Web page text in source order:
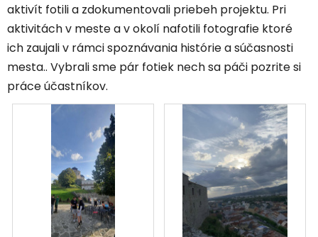
aktivít fotili a zdokumentovali priebeh projektu. Pri
aktivitách v meste a v okolí nafotili fotografie ktoré
ich zaujali v rámci spoznávania histórie a súčasnosti
mesta.. Vybrali sme pár fotiek nech sa páči pozrite si
práce účastníkov.